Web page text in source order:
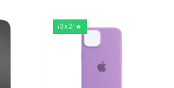
¡3x2!🔥